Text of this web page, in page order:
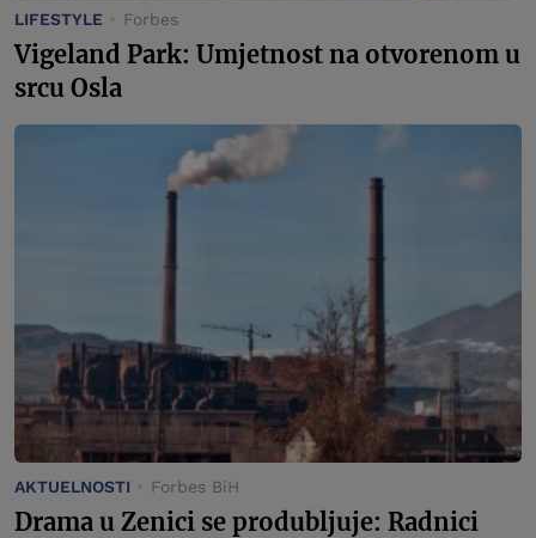
LIFESTYLE Forbes
Vigeland Park: Umjetnost na otvorenom u
srcu Osla
AKTUELNOSTI Forbes BiH
Drama u Zenici se produbljuje: Radnici